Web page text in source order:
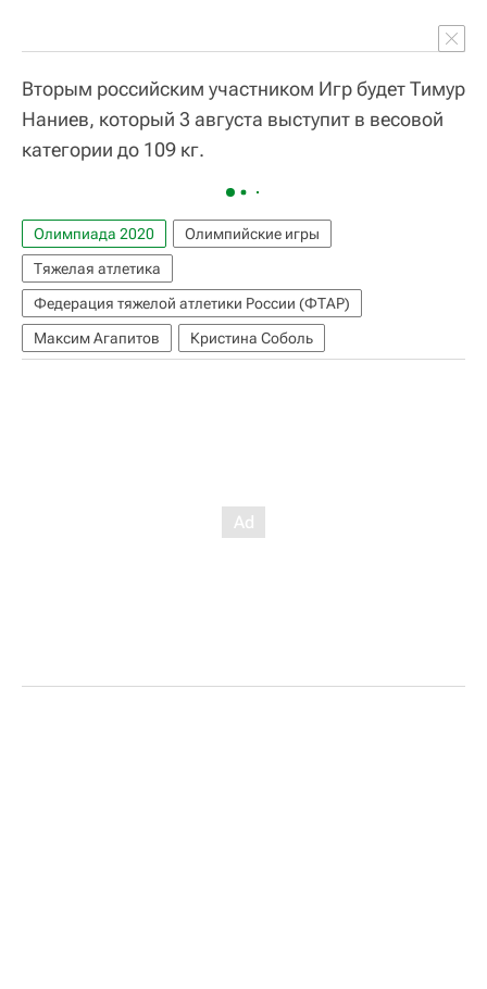
Вторым российским участником Игр будет Тимур
Наниев, который 3 августа выступит в весовой
категории до 109 кг.
Олимпиада 2020
Олимпийские игры
Тяжелая атлетика
Федерация тяжелой атлетики России (ФТАР)
Максим Агапитов
Кристина Соболь